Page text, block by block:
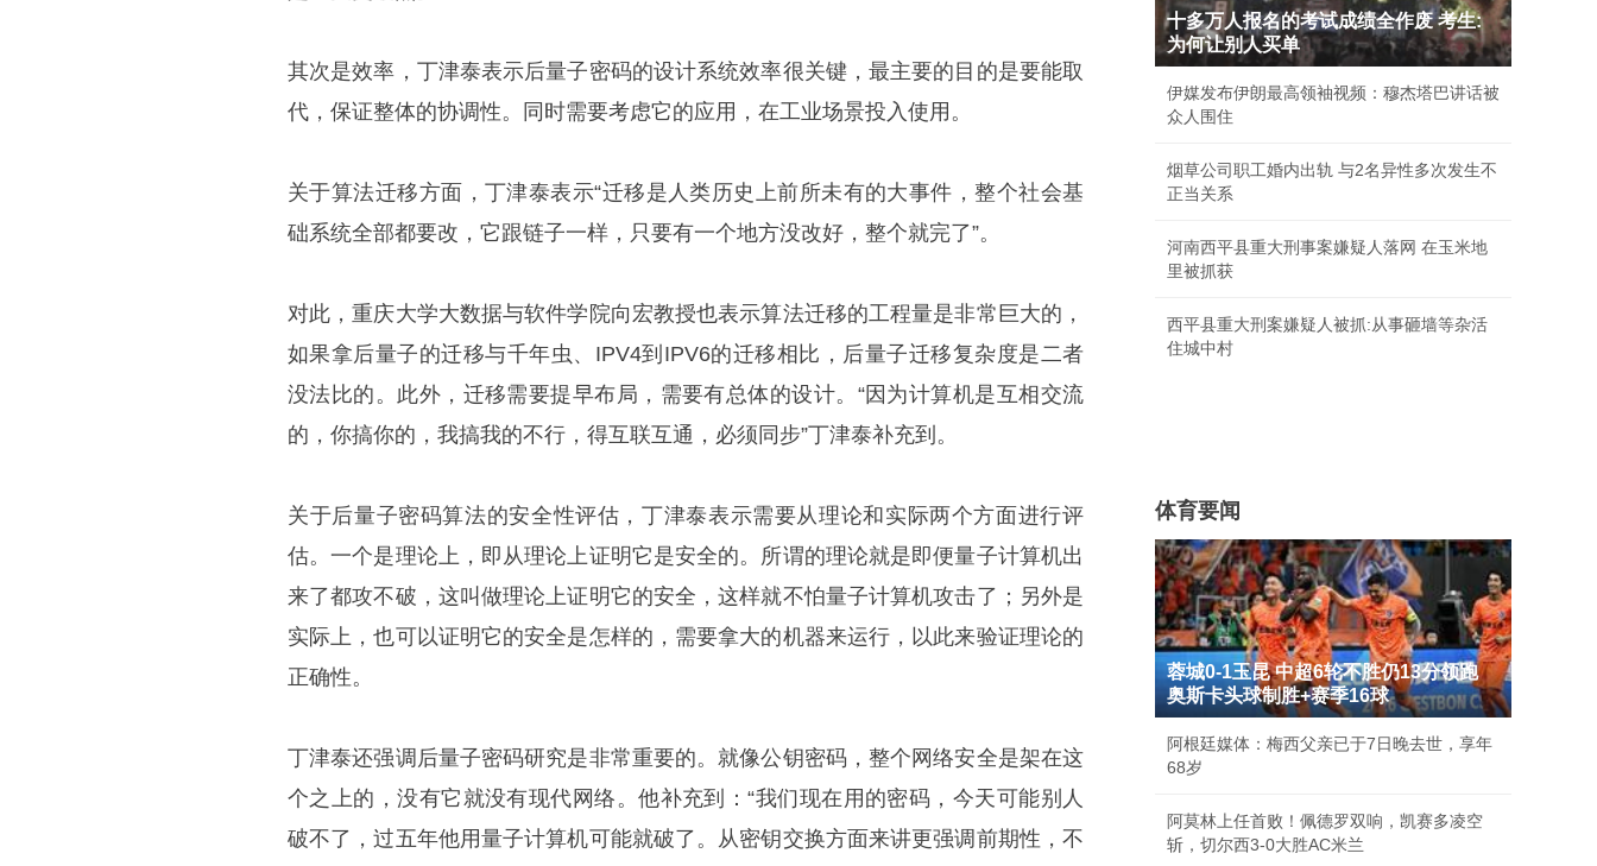
其次是效率，丁津泰表示后量子密码的设计系统效率很关键，最主要的目的是要能取
代，保证整体的协调性。同时需要考虑它的应用，在工业场景投入使用。
关于算法迁移方面，丁津泰表示“迁移是人类历史上前所未有的大事件，整个社会基
础系统全部都要改，它跟链子一样，只要有一个地方没改好，整个就完了”。
对此，重庆大学大数据与软件学院向宏教授也表示算法迁移的工程量是非常巨大的，
如果拿后量子的迁移与千年虫、IPV4到IPV6的迁移相比，后量子迁移复杂度是二者
没法比的。此外，迁移需要提早布局，需要有总体的设计。“因为计算机是互相交流
的，你搞你的，我搞我的不行，得互联互通，必须同步”丁津泰补充到。
关于后量子密码算法的安全性评估，丁津泰表示需要从理论和实际两个方面进行评
估。一个是理论上，即从理论上证明它是安全的。所谓的理论就是即便量子计算机出
来了都攻不破，这叫做理论上证明它的安全，这样就不怕量子计算机攻击了；另外是
实际上，也可以证明它的安全是怎样的，需要拿大的机器来运行，以此来验证理论的
正确性。
丁津泰还强调后量子密码研究是非常重要的。就像公钥密码，整个网络安全是架在这
个之上的，没有它就没有现代网络。他补充到：“我们现在用的密码，今天可能别人
破不了，过五年他用量子计算机可能就破了。从密钥交换方面来讲更强调前期性，不
十多万人报名的考试成绩全作废 考生:
为何让别人买单
伊媒发布伊朗最高领袖视频：穆杰塔巴讲话被
众人围住
烟草公司职工婚内出轨 与2名异性多次发生不
正当关系
河南西平县重大刑事案嫌疑人落网 在玉米地
里被抓获
西平县重大刑案嫌疑人被抓:从事砸墙等杂活
住城中村
体育要闻
蓉城0-1玉昆 中超6轮不胜仍13分领跑
奥斯卡头球制胜+赛季16球
阿根廷媒体：梅西父亲已于7日晚去世，享年
68岁
阿莫林上任首败！佩德罗双响，凯赛多凌空
斩，切尔西3-0大胜AC米兰